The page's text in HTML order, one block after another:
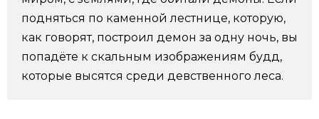
Экономика
Общество
Семья
Еда и напитки
подняться по каменной лестнице, которую,
как говорят, построил демон за одну ночь, вы
попадёте к скальным изображениям будд,
которые высятся среди девственного леса.